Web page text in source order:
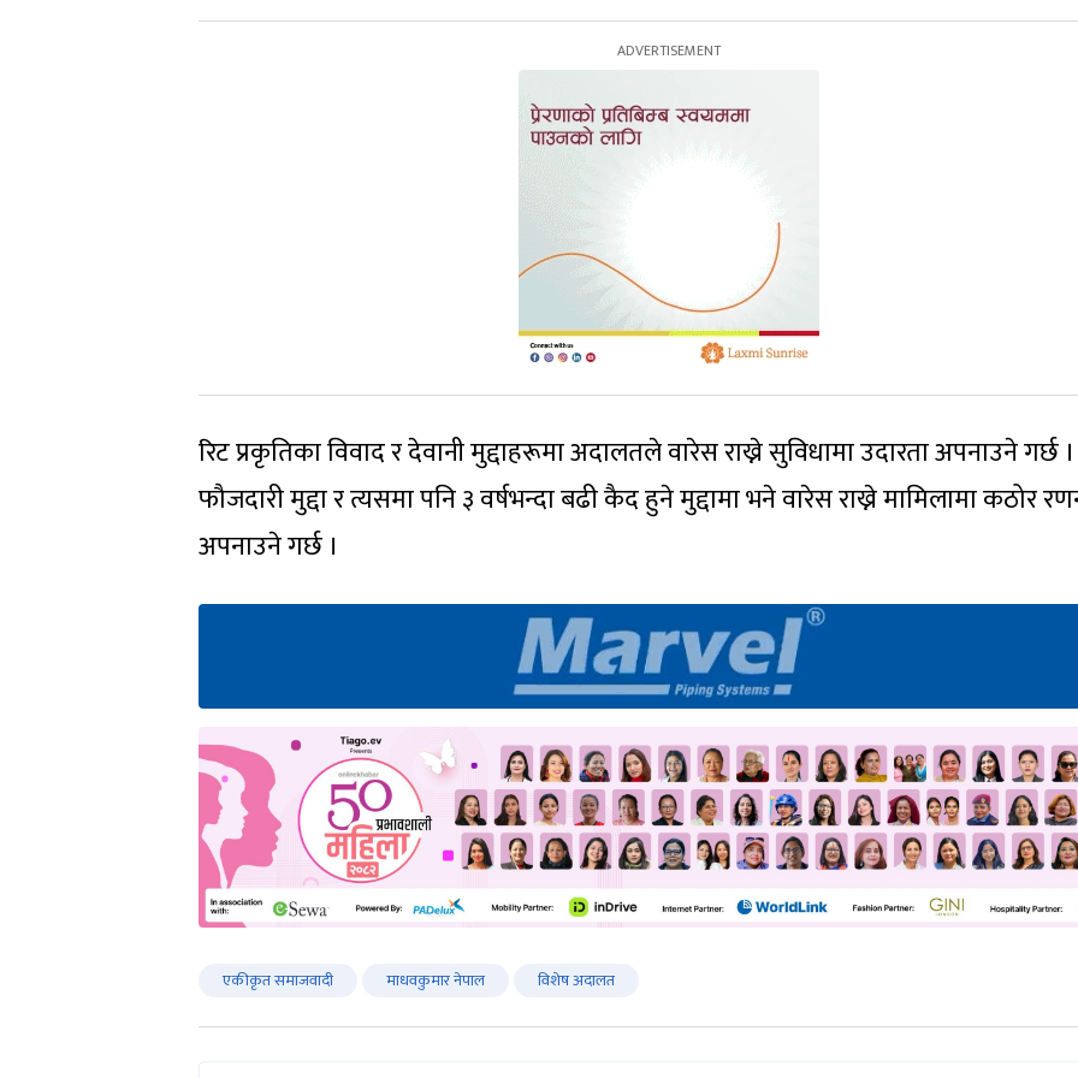
रिट प्रकृतिका विवाद र देवानी मुद्दाहरूमा अदालतले वारेस राख्ने सुविधामा उदारता अपनाउने गर्छ
फौजदारी मुद्दा र त्यसमा पनि ३ वर्षभन्दा बढी कैद हुने मुद्दामा भने वारेस राख्ने मामिलामा कठोर
अपनाउने गर्छ ।
एकीकृत समाजवादी माधवकुमार नेपाल विशेष अदालत